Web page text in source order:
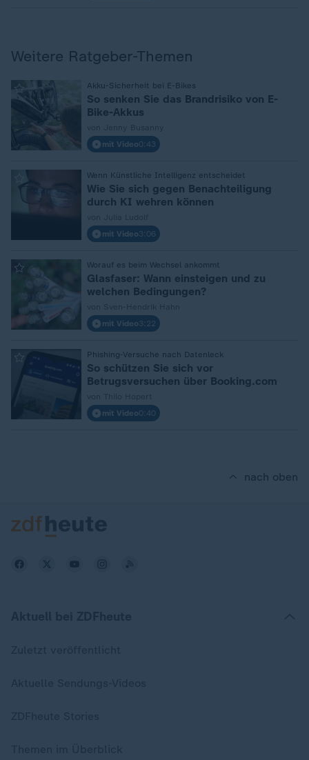
Weitere Ratgeber-Themen
Akku-Sicherheit bei E-Bikes
So senken Sie das Brandrisiko von E-
Bike-Akkus
mit Video0:43
Wenn Künstliche Intelligenz entscheidet
Wie Sie sich gegen Benachteiligung
durch KI wehren können
mit Video3:06
Worauf es beim Wechsel ankommt
Glasfaser: Wann einsteigen und zu
welchen Bedingungen?
mit Video3:22
Phishing-Versuche nach Datenleck
So schützen Sie sich vor
Betrugsversuchen über Booking.com
mit Video0:40
nach oben